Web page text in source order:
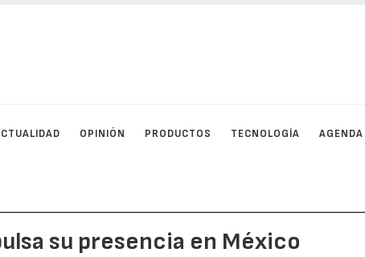
OPINIÓN PRODUCTOS TECNOLOGÍA AGENDA
su presencia en México